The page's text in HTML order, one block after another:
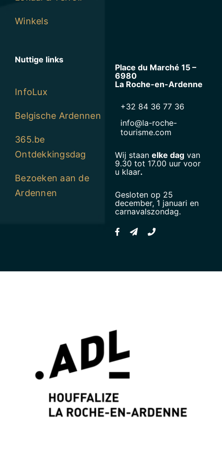
Winkels
Nuttige links
InfoLux
Belgische Ardennen
365.be
Ontdekkingsdag
Bezoeken aan de
Ardennen
Place du Marché 15 –
6980
La Roche-en-Ardenne
+32 84 36 77 36
info@la-roche-
tourisme.com
Wij staan elke dagvan
9.30 tot 17.00 uur voor
u klaar.
Gesloten op 25
december, 1 januari en
carnavalszondag.